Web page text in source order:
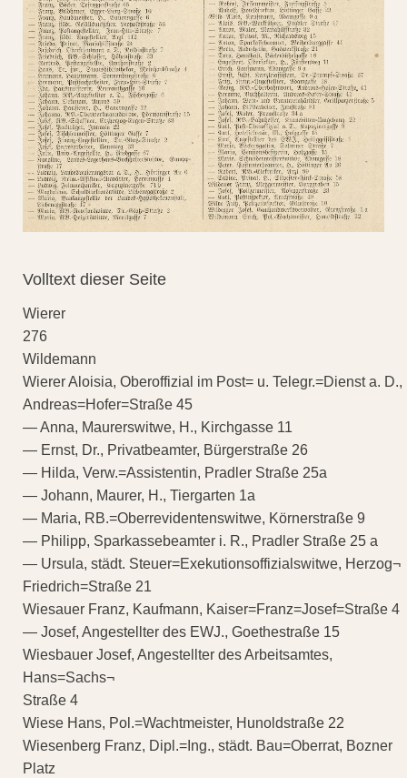
Volltext dieser Seite
Wierer
276
Wildemann
Wierer Aloisia, Oberoffizial im Post= u. Telegr.=Dienst a. D.,
Andreas=Hofer=Straße 45
— Anna, Maurerswitwe, H., Kirchgasse 11
— Ernst, Dr., Privatbeamter, Bürgerstraße 26
— Hilda, Verw.=Assistentin, Pradler Straße 25a
— Johann, Maurer, H., Tiergarten 1a
— Maria, RB.=Oberrevidentenswitwe, Körnerstraße 9
— Philipp, Sparkassebeamter i. R., Pradler Straße 25 a
— Ursula, städt. Steuer=Exekutionsoffizialswitwe, Herzog¬
Friedrich=Straße 21
Wiesauer Franz, Kaufmann, Kaiser=Franz=Josef=Straße 4
— Josef, Angestellter des EWJ., Goethestraße 15
Wiesbauer Josef, Angestellter des Arbeitsamtes,
Hans=Sachs¬
Straße 4
Wiese Hans, Pol.=Wachtmeister, Hunoldstraße 22
Wiesenberg Franz, Dipl.=Ing., städt. Bau=Oberrat, Bozner
Platz